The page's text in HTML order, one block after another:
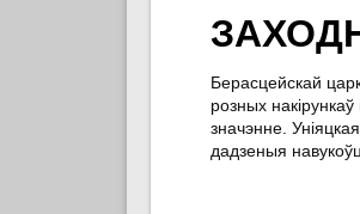
Берасцейскай
розных
значэнне.
дадзеныя